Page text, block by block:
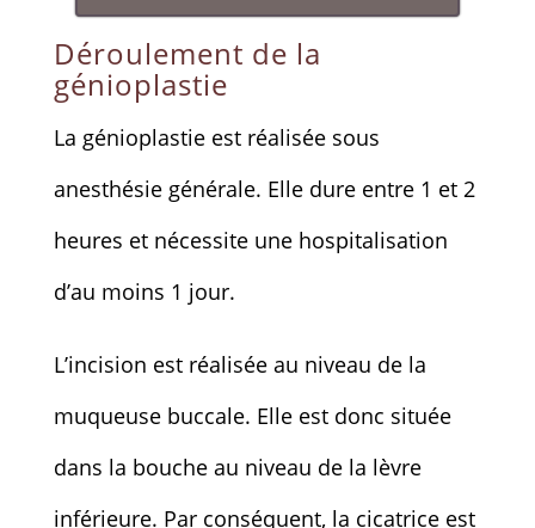
Déroulement de la
génioplastie
La génioplastie est réalisée sous
anesthésie générale. Elle dure entre 1 et 2
heures et nécessite une hospitalisation
d’au moins 1 jour.
L’incision est réalisée au niveau de la
muqueuse buccale. Elle est donc située
dans la bouche au niveau de la lèvre
inférieure. Par conséquent, la cicatrice est